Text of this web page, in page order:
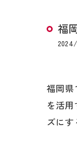
福
福岡県
を活
ズに